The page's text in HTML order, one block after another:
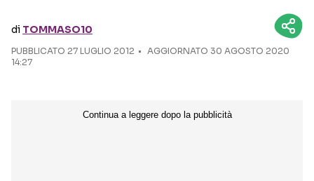
di TOMMASO10
PUBBLICATO 27 LUGLIO 2012
AGGIORNATO 30 AGOSTO 2020
14:27